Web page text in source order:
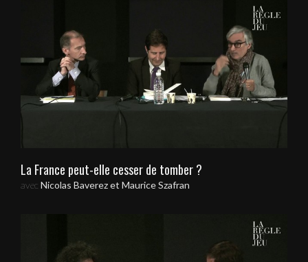
La France peut-elle cesser de tomber ?
avec Nicolas Baverez et Maurice Szafran